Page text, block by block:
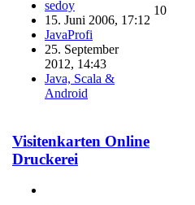
sedoy
15. Juni 2006, 17:12
JavaProfi
25. September
2012, 14:43
Java, Scala &
Android
10
Visitenkarten Online
Druckerei